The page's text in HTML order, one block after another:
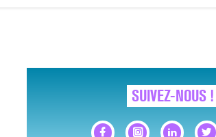
SUIVEZ-NOUS !